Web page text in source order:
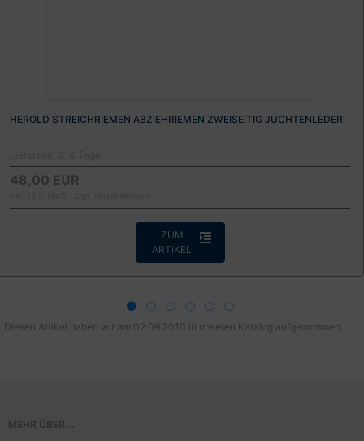
HEROLD STREICHRIEMEN ABZIEHRIEMEN ZWEISEITIG JUCHTENLEDER
48,00 EUR
ZUM
ARTIKEL
Diesen Artikel haben wir am 02.09.2010 in unseren Katalog aufgenommen.
MEHR ÜBER...